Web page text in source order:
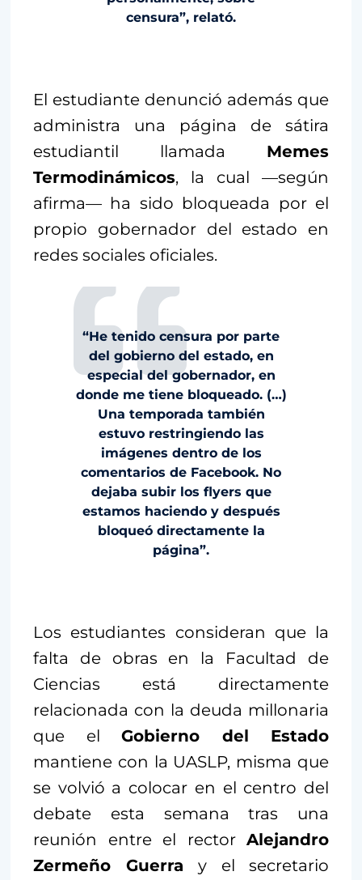
censura”, relató.
El estudiante denunció además que
administra una página de sátira
estudiantil llamada Memes
Termodinámicos, la cual —según
afirma— ha sido bloqueada por el
propio gobernador del estado en
redes sociales oficiales.
“He tenido censura por parte
del gobierno del estado, en
especial del gobernador, en
donde me tiene bloqueado. (…)
Una temporada también
estuvo restringiendo las
imágenes dentro de los
comentarios de Facebook. No
dejaba subir los flyers que
estamos haciendo y después
bloqueó directamente la
página”.
Los estudiantes consideran que la
falta de obras en la Facultad de
Ciencias está directamente
relacionada con la deuda millonaria
que el Gobierno del Estado
mantiene con la UASLP, misma que
se volvió a colocar en el centro del
debate esta semana tras una
reunión entre el rector Alejandro
Zermeño Guerra y el secretario